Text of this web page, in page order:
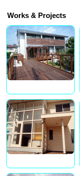
Works & Projects